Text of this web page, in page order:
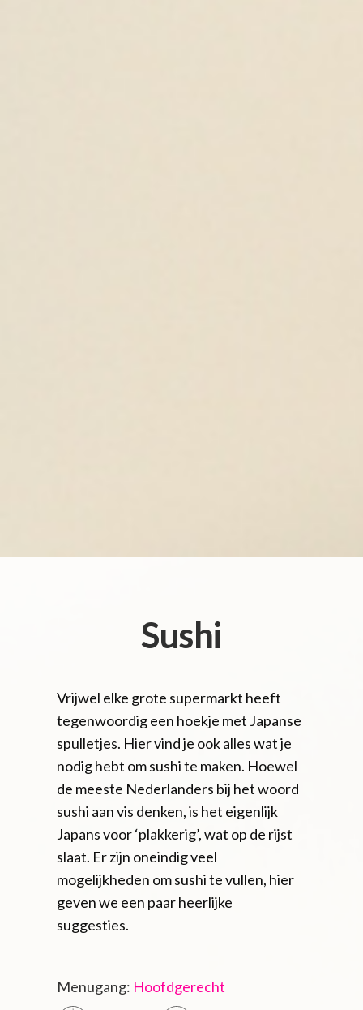
Sushi
Vrijwel elke grote supermarkt heeft
tegenwoordig een hoekje met Japanse
spulletjes. Hier vind je ook alles wat je
nodig hebt om sushi te maken. Hoewel
de meeste Nederlanders bij het woord
sushi aan vis denken, is het eigenlijk
Japans voor ‘plakkerig’, wat op de rijst
slaat. Er zijn oneindig veel
mogelijkheden om sushi te vullen, hier
geven we een paar heerlijke
suggesties.
Menugang: Hoofdgerecht